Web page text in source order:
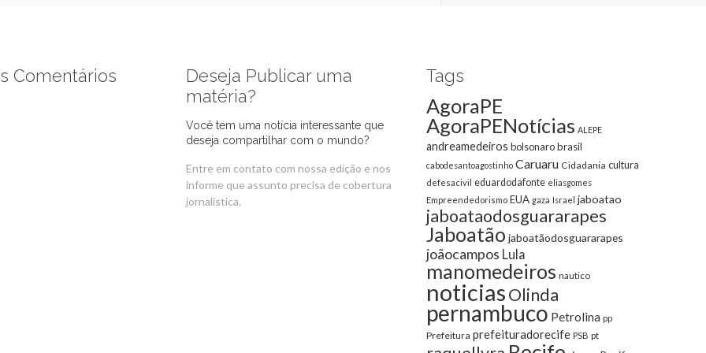
Comentários
Deseja Publicar uma
matéria?
Você tem uma notícia interessante que
deseja compartilhar com o mundo?
Entre em contato com nossa edição e nos
informe que assunto precisa de cobertura
jornalística.
Tags
AgoraPE
AgoraPENotícias ALEPE
andreamedeiros bolsonarobrasil
cabodesantoagostinho Caruaru Cidadania cultura
defesacivil eduardodafonte eliasgomes
Empreendedorismo EUA gaza Israel jaboatao
jaboataodosguararapes
Jaboatão jaboatãodosguararapes
joãocampos Lula
manomedeiros nautico
noticiasOlinda
pernambuco Petrolina pp
Prefeitura prefeituradorecife PSB pt